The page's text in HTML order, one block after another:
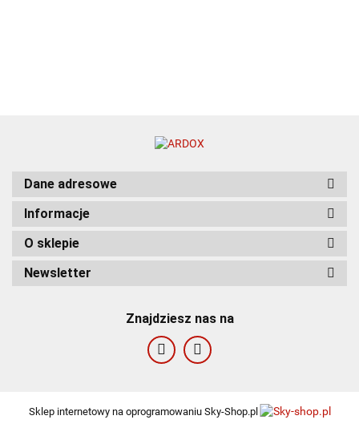
Dane adresowe
Informacje
O sklepie
Newsletter
Znajdziesz nas na
Sklep internetowy na oprogramowaniu Sky-Shop.pl